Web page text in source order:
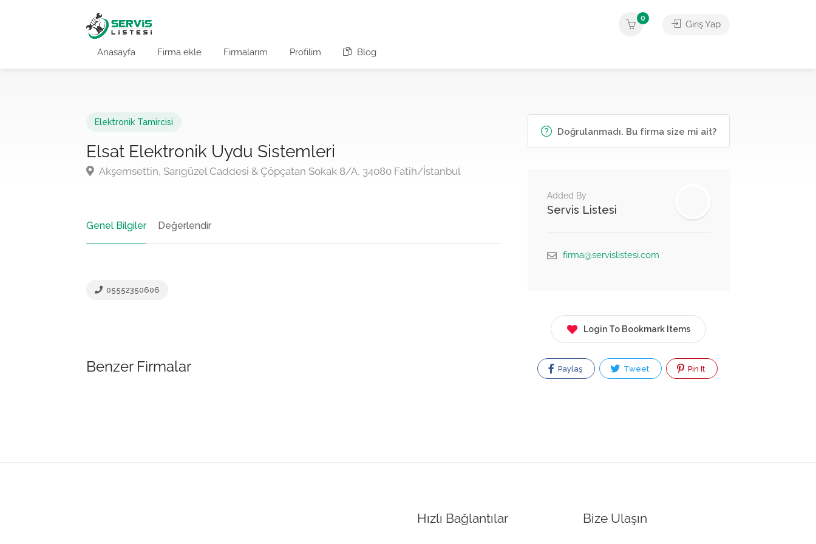
Anasayfa Firma ekle Firmalarım Profilim Blog
0
Giriş Yap
Elektronik Tamircisi
Elsat Elektronik Uydu Sistemleri
Akşemsettin, Sarıgüzel Caddesi & Çöpçatan Sokak 8/A, 34080 Fatih/İstanbul
Genel Bilgiler Değerlendir
05552350606
Benzer Firmalar
Doğrulanmadı. Bu firma size mi ait?
Added By
Servis Listesi
firma@servislistesi.com
Login To Bookmark Items
Paylaş Tweet Pin It
Hızlı Bağlantılar Bize Ulaşın